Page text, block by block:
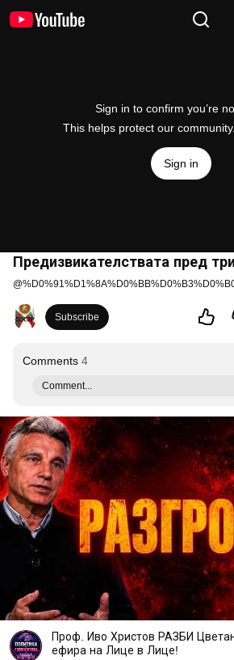
Sign in to confirm you’re
This helps protect our community.
Sign in
Предизвикателствата пред
@
Subscribe
Comments 4
Comment...
Проф. Иво Христов РАЗБИ
ефира на Лице в Лице!